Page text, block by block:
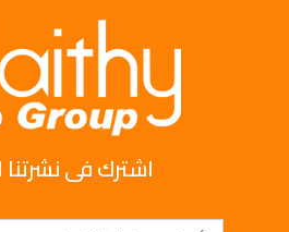
اشترك فى نشرتنا